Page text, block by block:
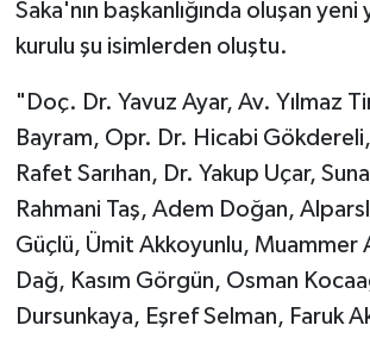
Saka'nın başkanlığında oluşan
kurulu şu isimlerden oluştu.
"Doç. Dr. Yavuz Ayar, Av. Yılmaz
Bayram, Opr. Dr. Hicabi Gökdereli,
Rafet Sarıhan, Dr. Yakup Uçar,
Rahmani Taş, Adem Doğan,
Güçlü, Ümit Akkoyunlu, Muammer
Dağ, Kasım Görgün, Osman
Dursunkaya, Eşref Selman, Faruk